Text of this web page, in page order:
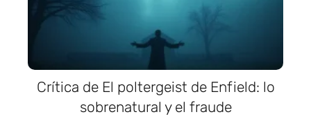
Crítica de El poltergeist de Enfield: lo
sobrenatural y el fraude